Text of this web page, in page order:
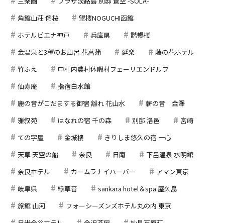
角館山荘 侘桜
望楼NOGUCHI函館
ホテルピエナ神戸
兵庫県
諧暢楼
金温泉と3種のお風呂 花菖蒲
延楽
藤の花ホテル
竹ふえ
中札内農村休暇村フェーリエンドルフ
仙寿庵
指宿白水館
鹿の音がこだまする御宿 離れ 花山水
薪の音 金澤
雅叙苑
はなれの宿 千の森 別邸 洛邑
宮崎
ての字屋
金城樓
きりしま悠久の宿 一心
天草 天空の船
奈良 日南
下呂温泉 水明館
奈良ホテル
カームラナイハーバー
アマン東京
岐阜県
緑草音
sankara hotel＆spa 屋久島
旅館 山河
フォーシーズンズホテル丸の内 東京